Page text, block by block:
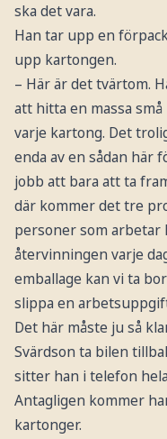
ska det vara.
Han tar upp en
upp kartongen.
– Här är det tvärtom.
att hitta en massa
varje kartong. Det
enda av en sådan här
jobb att bara att ta
där kommer det tre
personer som
återvinningen varje
emballage kan vi ta
slippa en
Det här måste ju så
Svärdson ta bilen
sitter han i telefon
Antagligen kommer
kartonger.